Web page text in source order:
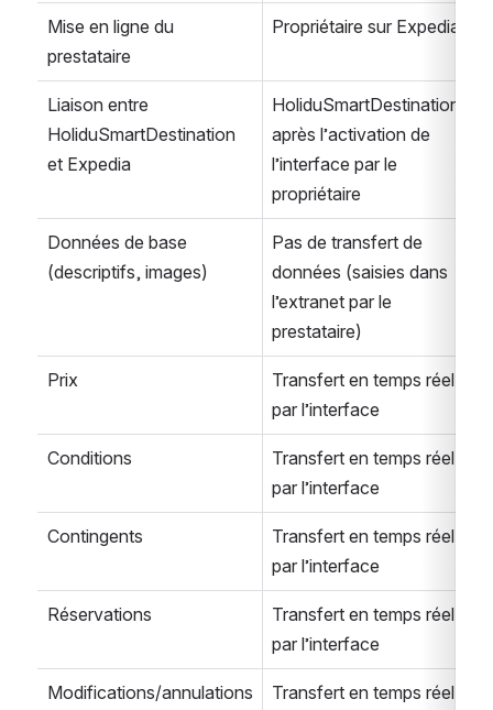
Mise en ligne du
prestataire
Propriétaire sur Expedia
Liaison entre
HoliduSmartDestination
et Expedia
HoliduSmartDestination
après l’activation de
l’interface par le
propriétaire
Données de base
(descriptifs, images)
Pas de transfert de
données (saisies dans
l’extranet par le
prestataire)
Prix
Transfert en temps réel
par l’interface
Conditions
Transfert en temps réel
par l’interface
Contingents
Transfert en temps réel
par l’interface
Réservations
Transfert en temps réel
par l’interface
Modifications/annulations
Transfert en temps réel